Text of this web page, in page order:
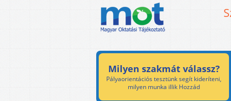
Milyen szakmát válassz?
Pályaorientációs tesztünk segít kideríteni,
milyen munka illik Hozzád